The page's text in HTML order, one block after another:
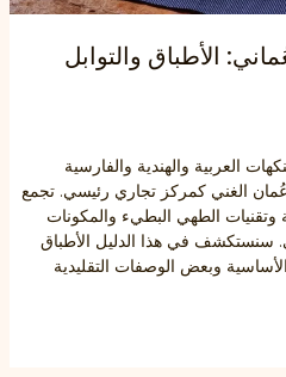
الأطباق والتوابل
العربية والهندية والفارسية
الغني كمركز تجاري رئيسي. تجمع
وتقنيات الطهي البطيء والمكونات
سنستكشف في هذا الدليل الأطباق
وبعض الوصفات التقليدية